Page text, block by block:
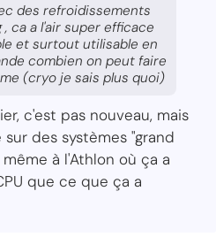
des refroidissements
ca a l'air super efficace
et surtout utilisable en
combien on peut faire
(cryo je sais plus quoi)
c'est pas nouveau, mais
des systèmes "grand
à l'Athlon où ça a
que ce que ça a